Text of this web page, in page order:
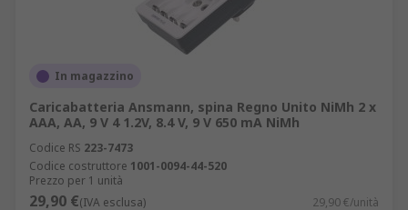
In magazzino
Caricabatteria Ansmann, spina Regno Unito NiMh 2 x
AAA, AA, 9 V 4 1.2V, 8.4 V, 9 V 650 mA NiMh
Codice RS 223-7473
Codice costruttore 1001-0094-44-520
Prezzo per 1 unità
29,90 €(IVA esclusa) 29,90 €/unità